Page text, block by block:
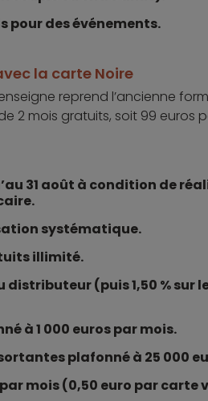
pour des événements.
la carte Noire
reprend l’ancienne
2 mois gratuits, soit 99 euros
31 août à condition de
systématique.
illimité.
(puis 1,50 % sur
à 1 000 euros par mois.
plafonné à 25 000
mois (0,50 euro par carte